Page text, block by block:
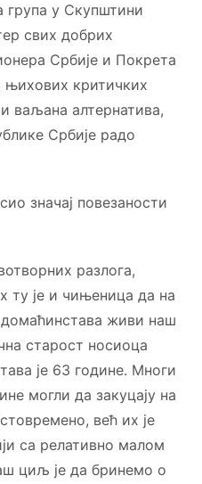
група у Скупштини
свих добрих
Србије и Покрета
њихових критичких
ваљана алтернатива,
Србије радо
значај повезаности
разлога,
ту је и чињеница да на
живи наш
старост носиоца
је 63 године. Многи
могли да закуцају на
већ их је
са релативно малом
циљ је да бринемо о